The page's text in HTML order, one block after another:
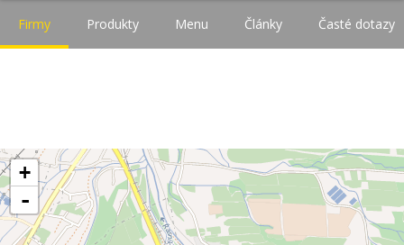
Firmy Produkty Menu Články Časté dotazy
+
-